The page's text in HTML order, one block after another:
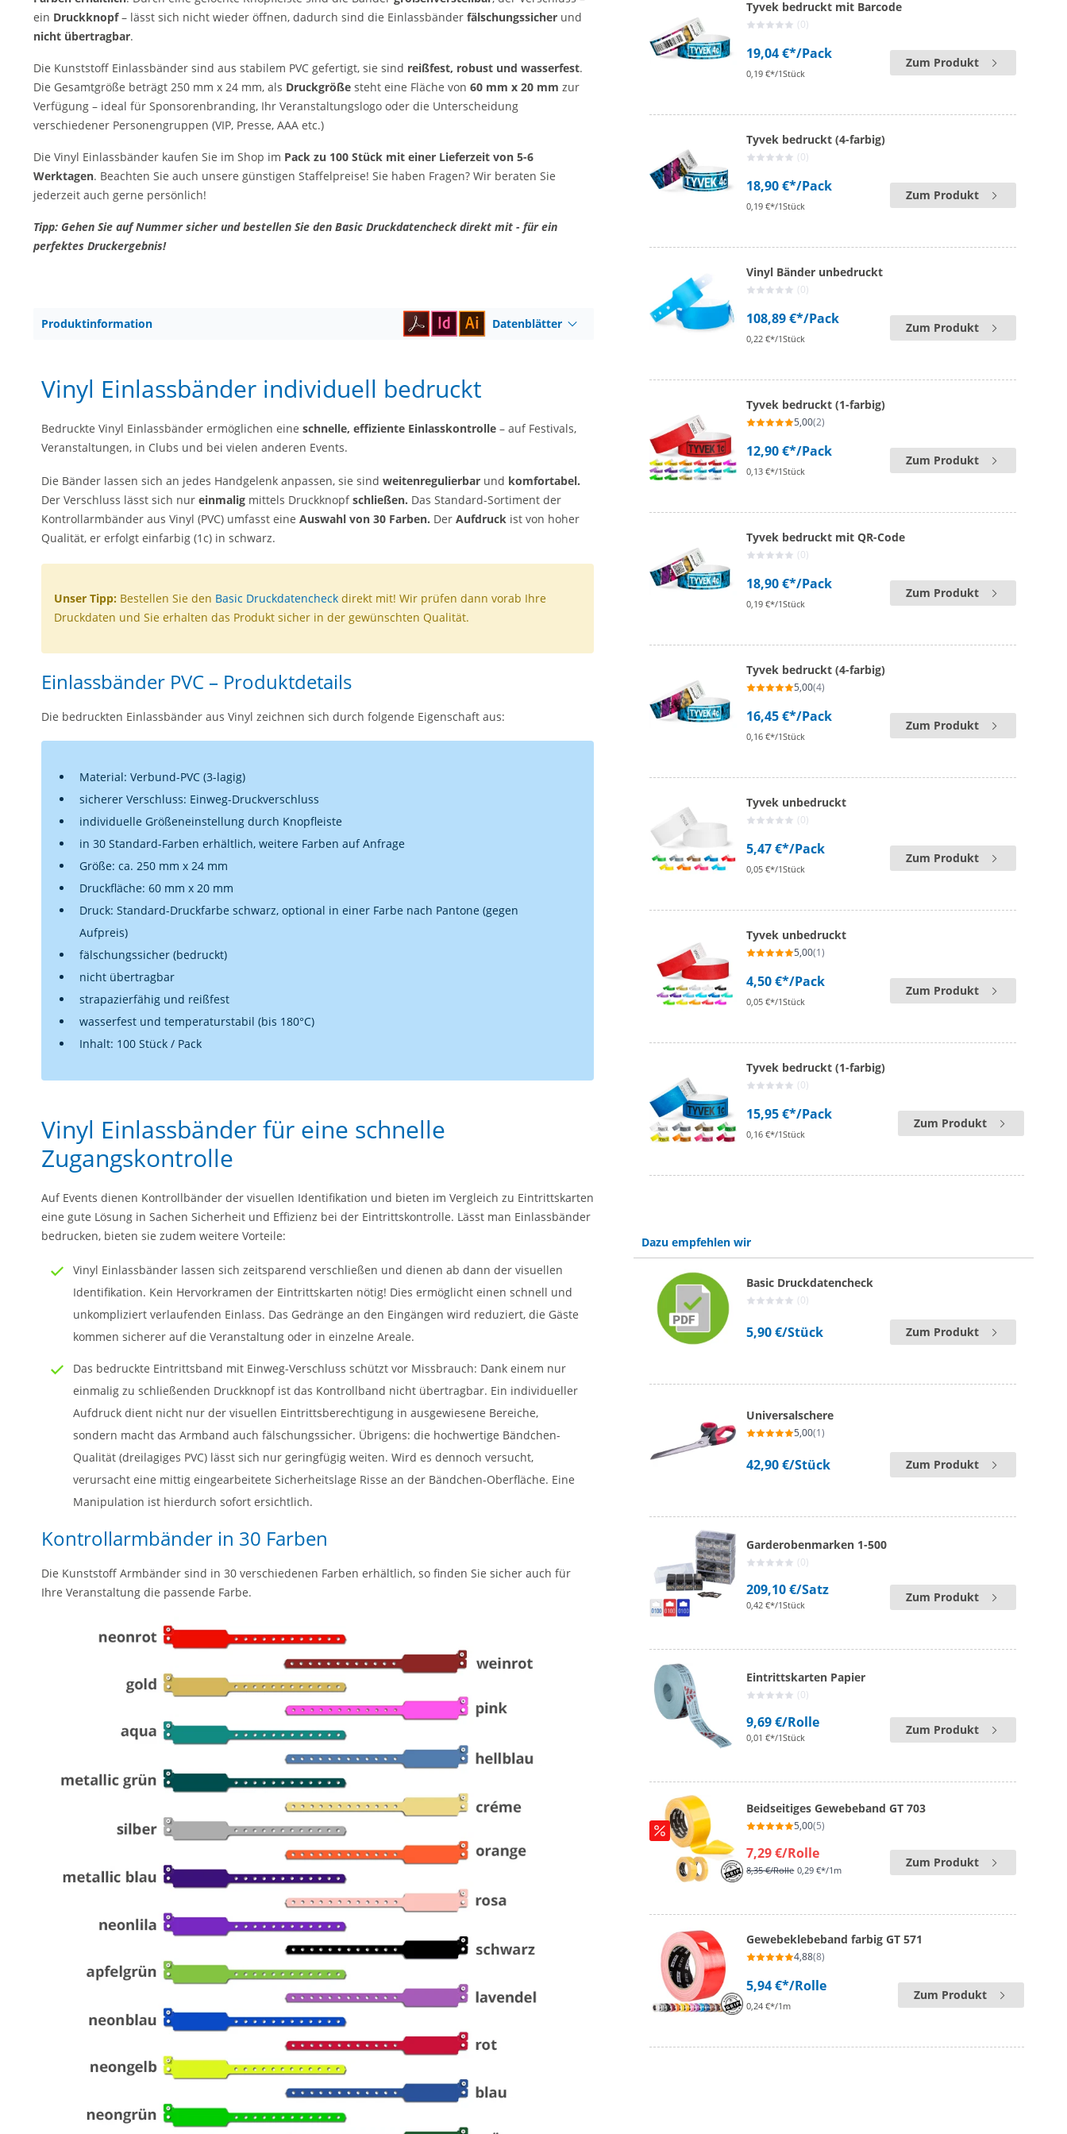
ein Druckknopf– lässt sich nicht wieder öffnen, dadurch sind die Einlassbänder fälschungssicher und
nicht übertragbar.
Die Kunststoff Einlassbänder sind aus stabilem PVC gefertigt, sie sind reißfest, robust und wasserfest.
Die Gesamtgröße beträgt 250 mm x 24 mm, als Druckgröße steht eine Fläche von 60 mm x 20 mm zur
Verfügung – ideal für Sponsorenbranding, Ihr Veranstaltungslogo oder die Unterscheidung
verschiedener Personengruppen (VIP, Presse, AAA etc.)
Die Vinyl Einlassbänder kaufen Sie im Shop im Pack zu 100 Stück mit einer Lieferzeit von 5-6
Werktagen. Beachten Sie auch unsere günstigen Staffelpreise! Sie haben Fragen? Wir beraten Sie
jederzeit auch gerne persönlich!
Tipp: Gehen Sie auf Nummer sicher und bestellen Sie den Basic Druckdatencheck direkt mit - für ein
perfektes Druckergebnis!
Produktinformation Datenblätter
Vinyl Einlassbänder individuell bedruckt
Bedruckte Vinyl Einlassbänder ermöglichen eine schnelle, effiziente Einlasskontrolle – auf Festivals,
Veranstaltungen, in Clubs und bei vielen anderen Events.
Die Bänder lassen sich an jedes Handgelenk anpassen, sie sind weitenregulierbar und komfortabel.
Der Verschluss lässt sich nur einmalig mittels Druckknopfschließen. Das Standard-Sortiment der
Kontrollarmbänder aus Vinyl (PVC) umfasst eine Auswahl von 30 Farben. Der Aufdruck ist von hoher
Qualität, er erfolgt einfarbig (1c) in schwarz.
Unser Tipp: Bestellen Sie den Basic Druckdatencheck direkt mit! Wir prüfen dann vorab Ihre
Druckdaten und Sie erhalten das Produkt sicher in der gewünschten Qualität.
Einlassbänder PVC – Produktdetails
Die bedruckten Einlassbänder aus Vinyl zeichnen sich durch folgende Eigenschaft aus:
Material: Verbund-PVC (3-lagig)
sicherer Verschluss: Einweg-Druckverschluss
individuelle Größeneinstellung durch Knopfleiste
in 30 Standard-Farben erhältlich, weitere Farben auf Anfrage
Größe: ca. 250 mm x 24 mm
Druckfläche: 60 mm x 20 mm
Druck: Standard-Druckfarbe schwarz, optional in einer Farbe nach Pantone (gegen
Aufpreis)
fälschungssicher (bedruckt)
nicht übertragbar
strapazierfähig und reißfest
wasserfest und temperaturstabil (bis 180°C)
Inhalt: 100 Stück / Pack
Vinyl Einlassbänder für eine schnelle
Zugangskontrolle
Auf Events dienen Kontrollbänder der visuellen Identifikation und bieten im Vergleich zu Eintrittskarten
eine gute Lösung in Sachen Sicherheit und Effizienz bei der Eintrittskontrolle. Lässt man Einlassbänder
bedrucken, bieten sie zudem weitere Vorteile:
Vinyl Einlassbänder lassen sich zeitsparend verschließen und dienen ab dann der visuellen
Identifikation. Kein Hervorkramen der Eintrittskarten nötig! Dies ermöglicht einen schnell und
unkompliziert verlaufenden Einlass. Das Gedränge an den Eingängen wird reduziert, die Gäste
kommen sicherer auf die Veranstaltung oder in einzelne Areale.
Das bedruckte Eintrittsband mit Einweg-Verschluss schützt vor Missbrauch: Dank einem nur
einmalig zu schließenden Druckknopf ist das Kontrollband nicht übertragbar. Ein individueller
Aufdruck dient nicht nur der visuellen Eintrittsberechtigung in ausgewiesene Bereiche,
sondern macht das Armband auch fälschungssicher. Übrigens: die hochwertige Bändchen-
Qualität (dreilagiges PVC) lässt sich nur geringfügig weiten. Wird es dennoch versucht,
verursacht eine mittig eingearbeitete Sicherheitslage Risse an der Bändchen-Oberfläche. Eine
Manipulation ist hierdurch sofort ersichtlich.
Kontrollarmbänder in 30 Farben
Die Kunststoff Armbänder sind in 30 verschiedenen Farben erhältlich, so finden Sie sicher auch für
Ihre Veranstaltung die passende Farbe.
Tyvek bedruckt mit Barcode
(0)
19,04 €*/Pack
0,19 €*/1Stück
Zum Produkt
Tyvek bedruckt (4-farbig)
(0)
18,90 €*/Pack
0,19 €*/1Stück
Zum Produkt
Vinyl Bänder unbedruckt
(0)
108,89 €*/Pack
0,22 €*/1Stück
Zum Produkt
Tyvek bedruckt (1-farbig)
5,00(2)
12,90 €*/Pack
0,13 €*/1Stück
Zum Produkt
Tyvek bedruckt mit QR-Code
(0)
18,90 €*/Pack
0,19 €*/1Stück
Zum Produkt
Tyvek bedruckt (4-farbig)
5,00(4)
16,45 €*/Pack
0,16 €*/1Stück
Zum Produkt
Tyvek unbedruckt
(0)
5,47 €*/Pack
0,05 €*/1Stück
Zum Produkt
Tyvek unbedruckt
5,00(1)
4,50 €*/Pack
0,05 €*/1Stück
Zum Produkt
Tyvek bedruckt (1-farbig)
(0)
15,95 €*/Pack
0,16 €*/1Stück
Zum Produkt
Dazu empfehlen wir
Basic Druckdatencheck
(0)
5,90 €/Stück Zum Produkt
Universalschere
5,00(1)
42,90 €/Stück Zum Produkt
Garderobenmarken 1-500
(0)
209,10 €/Satz
0,42 €*/1Stück
Zum Produkt
Eintrittskarten Papier
(0)
9,69 €/Rolle
0,01 €*/1Stück
Zum Produkt
Beidseitiges Gewebeband GT 703
5,00(5)
7,29 €/Rolle
8,35 €/Rolle 0,29 €*/1m
Zum Produkt
Gewebeklebeband farbig GT 571
4,88(8)
5,94 €*/Rolle
0,24 €*/1m
Zum Produkt